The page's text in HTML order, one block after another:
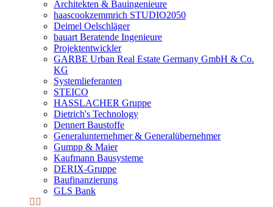
Architekten & Bauingenieure
haascookzemmrich STUDIO2050
Deimel Oelschläger
bauart Beratende Ingenieure
Projektentwickler
GARBE Urban Real Estate Germany GmbH & Co.
KG
Systemlieferanten
STEICO
HASSLACHER Gruppe
Dietrich's Technology
Dennert Baustoffe
Generalunternehmer & Generalübernehmer
Gumpp & Maier
Kaufmann Bausysteme
DERIX-Gruppe
Baufinanzierung
GLS Bank